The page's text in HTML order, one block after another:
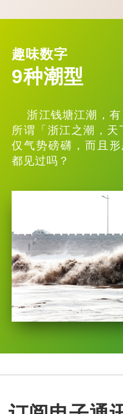
趣味数字
9种潮型
浙江钱塘江潮，有
所谓「浙江之潮，
仅气势磅礴，而且
都见过吗？